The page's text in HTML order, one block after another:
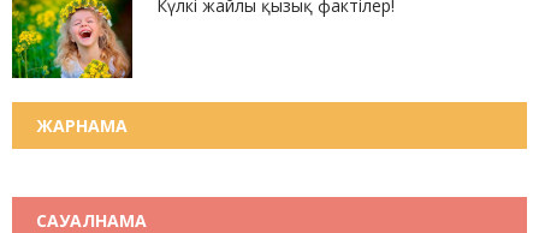
Күлкі жайлы қызық фактілер!
ЖАРНАМА
САУАЛНАМА